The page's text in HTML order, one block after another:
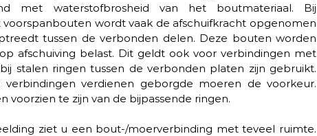
met waterstofbrosheid van het boutmateriaal. Bij
wordt vaak de afschuifkracht opgenomen
tussen de verbonden delen. Deze bouten worden
afschuiving belast. Dit geldt ook voor verbindingen met
stalen ringen tussen de verbonden platen zijn gebruikt.
verbindingen verdienen geborgde moeren de voorkeur.
voorzien te zijn van de bijpassende ringen.
ziet u een bout-/moerverbinding met teveel ruimte.